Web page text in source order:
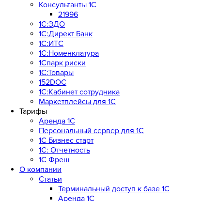
Консультанты 1С
21996
1С:ЭДО
1С:Директ Банк
1С:ИТС
1С:Номенклатура
1Спарк риски
1С:Товары
152DOC
1С:Кабинет сотрудника
Маркетплейсы для 1С
Тарифы
Аренда 1С
Персональный сервер для 1С
1С Бизнес старт
1С: Отчетность
1C Фреш
О компании
Статьи
Терминальный доступ к базе 1С
Аренда 1С